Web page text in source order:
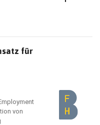
für
von